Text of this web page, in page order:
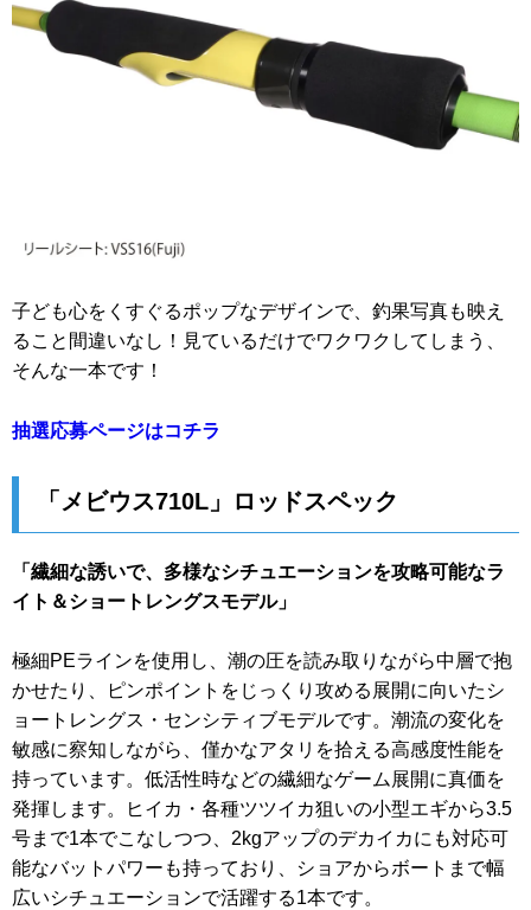
子ども心をくすぐるポップなデザインで、釣果写真も映え
ること間違いなし！見ているだけでワクワクしてしまう、
そんな一本です！
抽選応募ページはコチラ
「メビウス710L」ロッドスペック
「繊細な誘いで、多様なシチュエーションを攻略可能なラ
イト＆ショートレングスモデル」
極細PEラインを使用し、潮の圧を読み取りながら中層で抱
かせたり、ピンポイントをじっくり攻める展開に向いたシ
ョートレングス・センシティブモデルです。潮流の変化を
敏感に察知しながら、僅かなアタリを拾える高感度性能を
持っています。低活性時などの繊細なゲーム展開に真価を
発揮します。ヒイカ・各種ツツイカ狙いの小型エギから3.5
号まで1本でこなしつつ、2kgアップのデカイカにも対応可
能なバットパワーも持っており、ショアからボートまで幅
広いシチュエーションで活躍する1本です。